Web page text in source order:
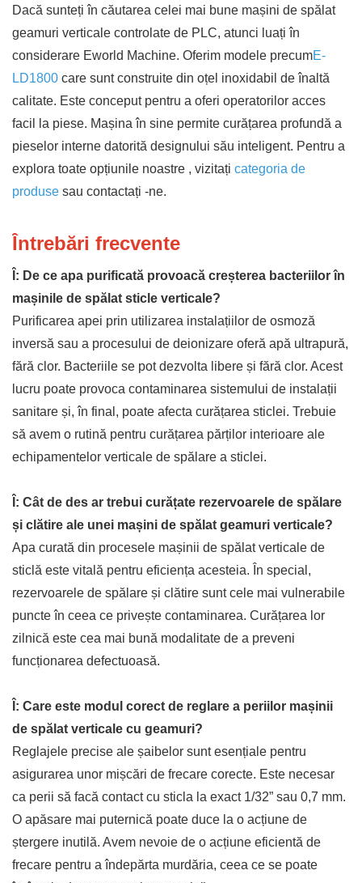
Dacă sunteți în căutarea celei mai bune mașini de spălat
geamuri verticale controlate de PLC, atunci luați în
considerare Eworld Machine. Oferim modele precumE-
LD1800 care sunt construite din oțel inoxidabil de înaltă
calitate. Este conceput pentru a oferi operatorilor acces
facil la piese. Mașina în sine permite curățarea profundă a
pieselor interne datorită designului său inteligent. Pentru a
explora toate opțiunile noastre , vizitați categoria de
produse sau contactați -ne.
Întrebări frecvente
Î: De ce apa purificată provoacă creșterea bacteriilor în
mașinile de spălat sticle verticale?
Purificarea apei prin utilizarea instalațiilor de osmoză
inversă sau a procesului de deionizare oferă apă ultrapură,
fără clor. Bacteriile se pot dezvolta libere și fără clor. Acest
lucru poate provoca contaminarea sistemului de instalații
sanitare și, în final, poate afecta curățarea sticlei. Trebuie
să avem o rutină pentru curățarea părților interioare ale
echipamentelor verticale de spălare a sticlei.
Î: Cât de des ar trebui curățate rezervoarele de spălare
și clătire ale unei mașini de spălat geamuri verticale?
Apa curată din procesele mașinii de spălat verticale de
sticlă este vitală pentru eficiența acesteia. În special,
rezervoarele de spălare și clătire sunt cele mai vulnerabile
puncte în ceea ce privește contaminarea. Curățarea lor
zilnică este cea mai bună modalitate de a preveni
funcționarea defectuoasă.
Î: Care este modul corect de reglare a periilor mașinii
de spălat verticale cu geamuri?
Reglajele precise ale șaibelor sunt esențiale pentru
asigurarea unor mișcări de frecare corecte. Este necesar
ca perii să facă contact cu sticla la exact 1/32” sau 0,7 mm.
O apăsare mai puternică poate duce la o acțiune de
ștergere inutilă. Avem nevoie de o acțiune eficientă de
frecare pentru a îndepărta murdăria, ceea ce se poate